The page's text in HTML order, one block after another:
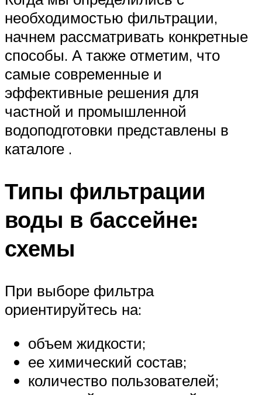
необходимостью фильтрации,
начнем рассматривать конкретные
способы. А также отметим, что
самые современные и
эффективные решения для
частной и промышленной
водоподготовки представлены в
каталоге .
Типы фильтрации
воды в бассейне:
схемы
При выборе фильтра
ориентируйтесь на:
объем жидкости;
ее химический состав;
количество пользователей;